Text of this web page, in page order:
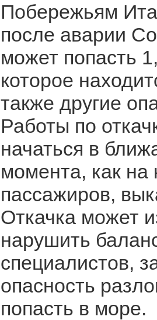
Побережьям
после аварии
может попасть
которое
также другие
Работы по
начаться в
момента, как на
пассажиров,
Откачка может
нарушить
специалистов,
опасность
попасть в море.